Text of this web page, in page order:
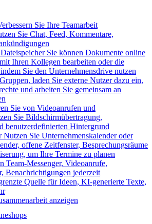
Sie Ihre Teamarbeit
Sie Chat, Feed, Kommentare,
Sie können Dokumente online
Ihren Kollegen bearbeiten oder die
Sie den Unternehmensdrive nutzen
laden Sie externe Nutzer dazu ein,
und arbeiten Sie gemeinsam an
Sie von Videoanrufen und
Sie Bildschirmübertragung,
benutzerdefinierten Hintergrund
Nutzen Sie Unternehmenskalender oder
offene Zeitfenster, Besprechungsräume
um Ihre Termine zu planen
Team-Messenger, Videoanrufe,
Benachrichtigungen jederzeit
Quelle für Ideen, KI-generierte Texte,
anzeigen